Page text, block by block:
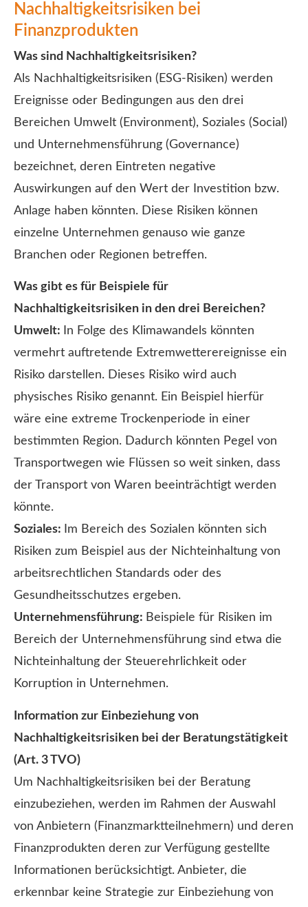
Nachhaltigkeitsrisiken bei
Finanzprodukten
Was sind Nachhaltigkeitsrisiken?
Als Nachhaltigkeitsrisiken (ESG-Risiken) werden
Ereignisse oder Bedingungen aus den drei
Bereichen Umwelt (Environment), Soziales (Social)
und Unternehmensführung (Governance)
bezeichnet, deren Eintreten negative
Auswirkungen auf den Wert der Investition bzw.
Anlage haben könnten. Diese Risiken können
einzelne Unternehmen genauso wie ganze
Branchen oder Regionen betreffen.
Was gibt es für Beispiele für
Nachhaltigkeitsrisiken in den drei Bereichen?
Umwelt:
In Folge des Klimawandels könnten
vermehrt auftretende Extremwetterereignisse ein
Risiko darstellen. Dieses Risiko wird auch
physisches Risiko genannt. Ein Beispiel hierfür
wäre eine extreme Trockenperiode in einer
bestimmten Region. Dadurch könnten Pegel von
Transportwegen wie Flüssen so weit sinken, dass
der Transport von Waren beeinträchtigt werden
könnte.
Soziales:
Im Bereich des Sozialen könnten sich
Risiken zum Beispiel aus der Nichteinhaltung von
arbeitsrechtlichen Standards oder des
Gesundheitsschutzes ergeben.
Unternehmensführung: Beispiele für Risiken im
Bereich der Unternehmensführung sind etwa die
Nichteinhaltung der Steuerehrlichkeit oder
Korruption in Unternehmen.
Information zur Einbeziehung von
Nachhaltigkeitsrisiken bei der Beratungstätigkeit
(Art. 3 TVO)
Um Nachhaltigkeitsrisiken bei der Beratung
einzubeziehen, werden im Rahmen der Auswahl
von Anbietern (Finanzmarktteilnehmern) und deren
Finanzprodukten deren zur Verfügung gestellte
Informationen berücksichtigt. Anbieter, die
erkennbar keine Strategie zur Einbeziehung von